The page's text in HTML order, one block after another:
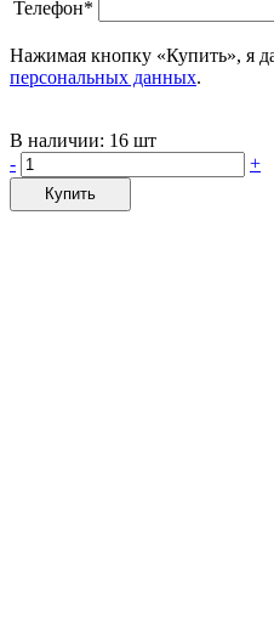
Телефон*
Нажимая кнопку «Купить», я
персональных данных.
В наличии: 16 шт
-
+
Купить